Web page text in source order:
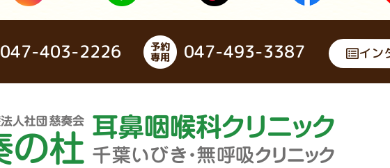
047-403-2226 047-493-3387 イン